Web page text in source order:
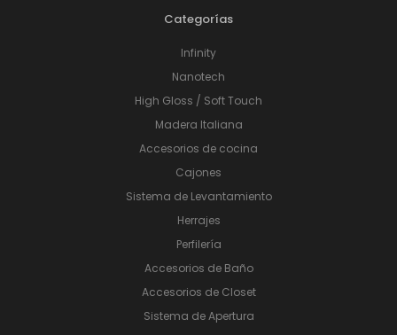
Categorías
Infinity
Nanotech
High Gloss / Soft Touch
Madera Italiana
Accesorios de cocina
Cajones
Sistema de Levantamiento
Herrajes
Perfilería
Accesorios de Baño
Accesorios de Closet
Sistema de Apertura